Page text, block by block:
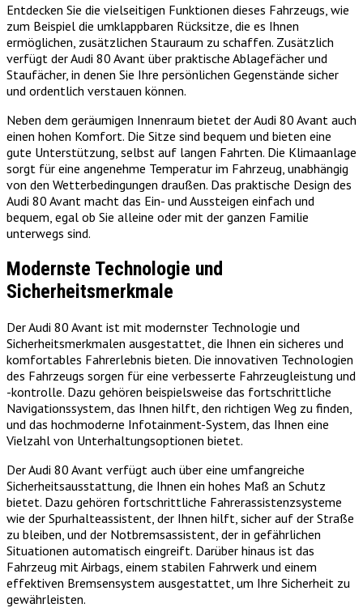
Entdecken Sie die vielseitigen Funktionen dieses Fahrzeugs, wie
zum Beispiel die umklappbaren Rücksitze, die es Ihnen
ermöglichen, zusätzlichen Stauraum zu schaffen. Zusätzlich
verfügt der Audi 80 Avant über praktische Ablagefächer und
Staufächer, in denen Sie Ihre persönlichen Gegenstände sicher
und ordentlich verstauen können.
Neben dem geräumigen Innenraum bietet der Audi 80 Avant auch
einen hohen Komfort. Die Sitze sind bequem und bieten eine
gute Unterstützung, selbst auf langen Fahrten. Die Klimaanlage
sorgt für eine angenehme Temperatur im Fahrzeug, unabhängig
von den Wetterbedingungen draußen. Das praktische Design des
Audi 80 Avant macht das Ein- und Aussteigen einfach und
bequem, egal ob Sie alleine oder mit der ganzen Familie
unterwegs sind.
Modernste Technologie und
Sicherheitsmerkmale
Der Audi 80 Avant ist mit modernster Technologie und
Sicherheitsmerkmalen ausgestattet, die Ihnen ein sicheres und
komfortables Fahrerlebnis bieten. Die innovativen Technologien
des Fahrzeugs sorgen für eine verbesserte Fahrzeugleistung und
-kontrolle. Dazu gehören beispielsweise das fortschrittliche
Navigationssystem, das Ihnen hilft, den richtigen Weg zu finden,
und das hochmoderne Infotainment-System, das Ihnen eine
Vielzahl von Unterhaltungsoptionen bietet.
Der Audi 80 Avant verfügt auch über eine umfangreiche
Sicherheitsausstattung, die Ihnen ein hohes Maß an Schutz
bietet. Dazu gehören fortschrittliche Fahrerassistenzsysteme
wie der Spurhalteassistent, der Ihnen hilft, sicher auf der Straße
zu bleiben, und der Notbremsassistent, der in gefährlichen
Situationen automatisch eingreift. Darüber hinaus ist das
Fahrzeug mit Airbags, einem stabilen Fahrwerk und einem
effektiven Bremsensystem ausgestattet, um Ihre Sicherheit zu
gewährleisten.